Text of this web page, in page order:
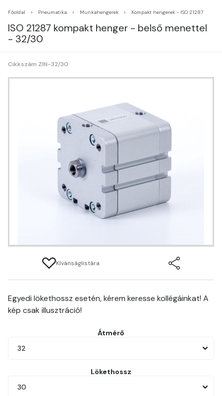
Főoldal Pneumatika Munkahengerek Kompakt hengerek - ISO 21287
ISO 21287 kompakt henger - belső menettel
- 32/30
Cikkszám ZIN-32/30
Kívánságlistára
Egyedi lökethossz esetén, kérem keresse kollégáinkat! A
kép csak illusztráció!
Átmérő
32
Lökethossz
30